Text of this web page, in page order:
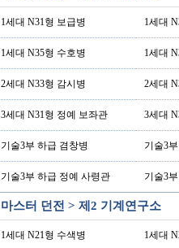
1세대 N31형 보급병 1세대
1세대 N35형 수호병 1세대
2세대 N33형 감시병 2세대
3세대 N31형 정예 보좌관 3세대
기술3부 하급 겸창병 기술3
기술3부 하급 정예 사령관 기술3
마스터 던전 > 제2 기계연구소
1세대 N21형 수색병 1세대